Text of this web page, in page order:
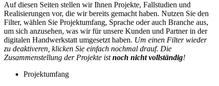
Auf diesen Seiten stellen wir Ihnen Projekte, Fallstudien und
Realisierungen vor, die wir bereits gemacht haben. Nutzen Sie den
Filter, wählen Sie Projektumfang, Sprache oder auch Branche aus,
um sich anzusehen, was wir für unsere Kunden und Partner in der
digitalen Handwerkstatt umgesetzt haben. Um einen Filter wieder
zu deaktiveren, klicken Sie einfach nochmal drauf. Die
Zusammenstellung der Projekte istnoch nicht vollständig!
Projektumfang